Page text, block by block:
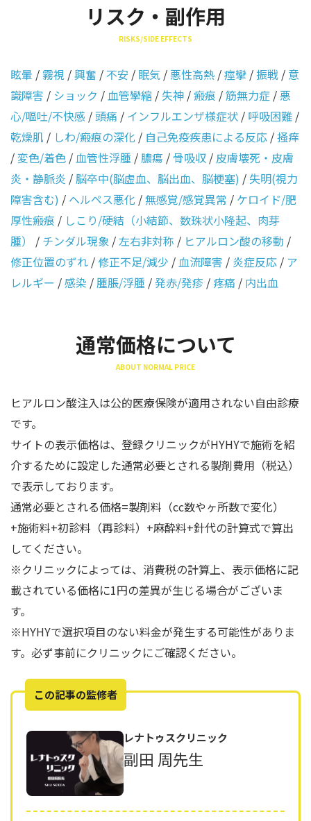
リスク・副作用
RISKS/SIDE EFFECTS
眩暈 /霧視 /興奮 / 不安 / 眠気 /悪性高熱 /痙攣 /振戦 / 意
識障害 / ショック /血管攣縮 /失神 /瘢痕 /筋無力症 /悪
心/嘔吐/不快感 /頭痛 / インフルエンザ様症状 / 呼吸困難 /
乾燥肌 / しわ/瘢痕の深化 / 自己免疫疾患による反応 /掻痒
/変色/着色 /血管性浮腫 /膿瘍 / 骨吸収 / 皮膚壊死・皮膚
炎・静脈炎 /脳卒中(脳虚血、脳出血、脳梗塞) /失明(視力
障害含む) / ヘルペス悪化 /無感覚/感覚異常 / ケロイド/肥
厚性瘢痕 / しこり/硬結（小結節、数珠状小隆起、肉芽
腫）
/ チンダル現象 /左右非対称 / ヒアルロン酸の移動 /
修正位置のずれ /修正不足/減少 /血流障害 / 炎症反応 / ア
レルギー /感染 /腫脹/浮腫 /発赤/発疹 /疼痛 / 内出血
通常価格について
ABOUT NORMAL PRICE
ヒアルロン酸注入は公的医療保険が適用されない自由診療
です。
サイトの表示価格は、登録クリニックがHYHYで施術を紹
介するために設定した通常必要とされる製剤費用（税込）
で表示しております。
通常必要とされる価格=製剤料（cc数やヶ所数で変化）
+施術料+初診料（再診料）+麻酔料+針代の計算式で算出
してください。
※クリニックによっては、消費税の計算上、表示価格に記
載されている価格に1円の差異が生じる場合がございま
す。
※HYHYで選択項目のない料金が発生する可能性がありま
す。必ず事前にクリニックにご確認ください。
この記事の監修者
レナトゥスクリニック
副田 周先生